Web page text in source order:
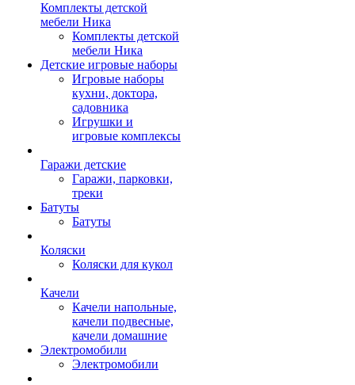
Комплекты детской
мебели Ника
Комплекты детской
мебели Ника
Детские игровые наборы
Игровые наборы
кухни, доктора,
садовника
Игрушки и
игровые комплексы
Гаражи детские
Гаражи, парковки,
треки
Батуты
Батуты
Коляски
Коляски для кукол
Качели
Качели напольные,
качели подвесные,
качели домашние
Электромобили
Электромобили